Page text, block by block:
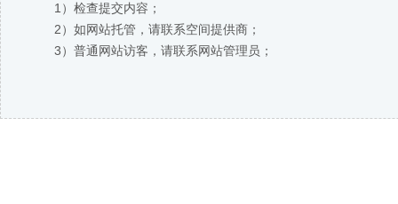
1）检查提交内容；
2）如网站托管，请联系空间提供商；
3）普通网站访客，请联系网站管理员；